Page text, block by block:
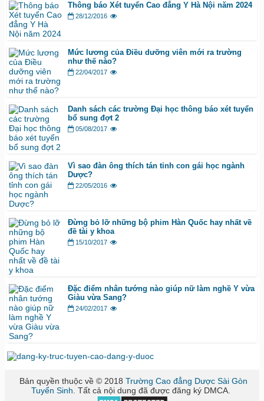
Thông báo Xét tuyển Cao đẳng Y Hà Nội năm 2024
28/12/2016
Mức lương của Điều dưỡng viên mới ra trường
như thế nào?
22/04/2017
Danh sách các trường Đại học thông báo xét tuyển
bổ sung đợt 2
05/08/2017
Vì sao đàn ông thích tán tỉnh con gái học ngành
Dược?
22/05/2016
Đừng bỏ lỡ những bộ phim Hàn Quốc hay nhất về
đề tài y khoa
15/10/2017
Đặc điểm nhân tướng nào giúp nữ làm nghề Y vừa
Giàu vừa Sang?
24/02/2017
Bản quyền thuộc về © 2018 Trường Cao đẳng Dược Sài Gòn
Tuyển Sinh. Tất cả nội dung đã được đăng ký DMCA.